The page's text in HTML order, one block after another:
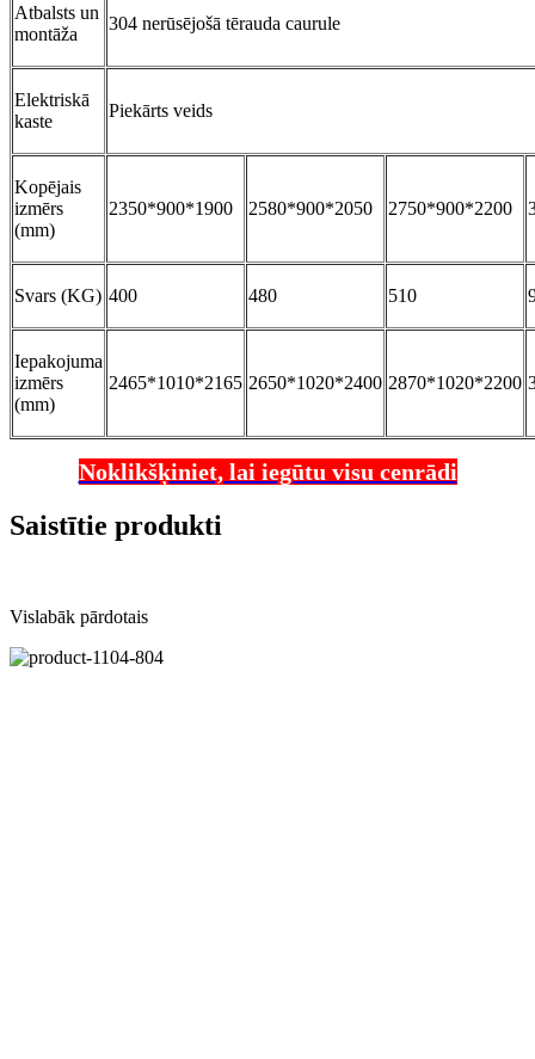
Atbalsts un
montāža
304 nerūsējošā tērauda caurule
Elektriskā
kaste
Piekārts veids
Kopējais
izmērs
(mm)
2350*900*1900 2580*900*2050 2750*900*2200
Svars (KG) 400 480 510
Iepakojuma
izmērs
(mm)
2465*1010*2165 2650*1020*2400 2870*1020*2200
Noklikšķiniet, lai iegūtu visu cenrādi
Saistītie produkti
Vislabāk pārdotais